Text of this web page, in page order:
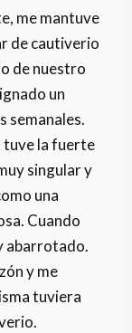
me mantuve
de cautiverio
de nuestro
un
semanales.
tuve la fuerte
singular y
una
Cuando
abarrotado.
y me
tuviera